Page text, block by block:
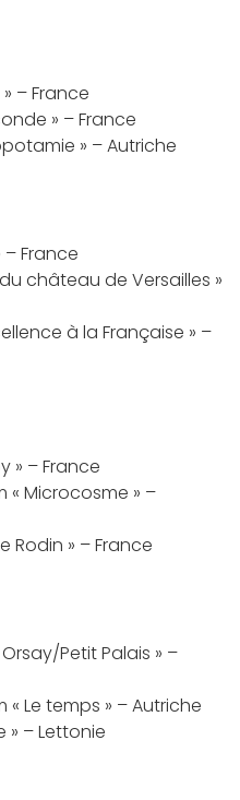
» – France
» – France
» – Autriche
– France
du château de Versailles »
à la Française » –
» – France
« Microcosme » –
Rodin » – France
Orsay/Petit Palais » –
« Le temps » – Autriche
» – Lettonie